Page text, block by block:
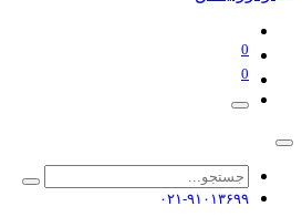
0
0
۰۲۱-۹۱۰۱۳۶۹۹